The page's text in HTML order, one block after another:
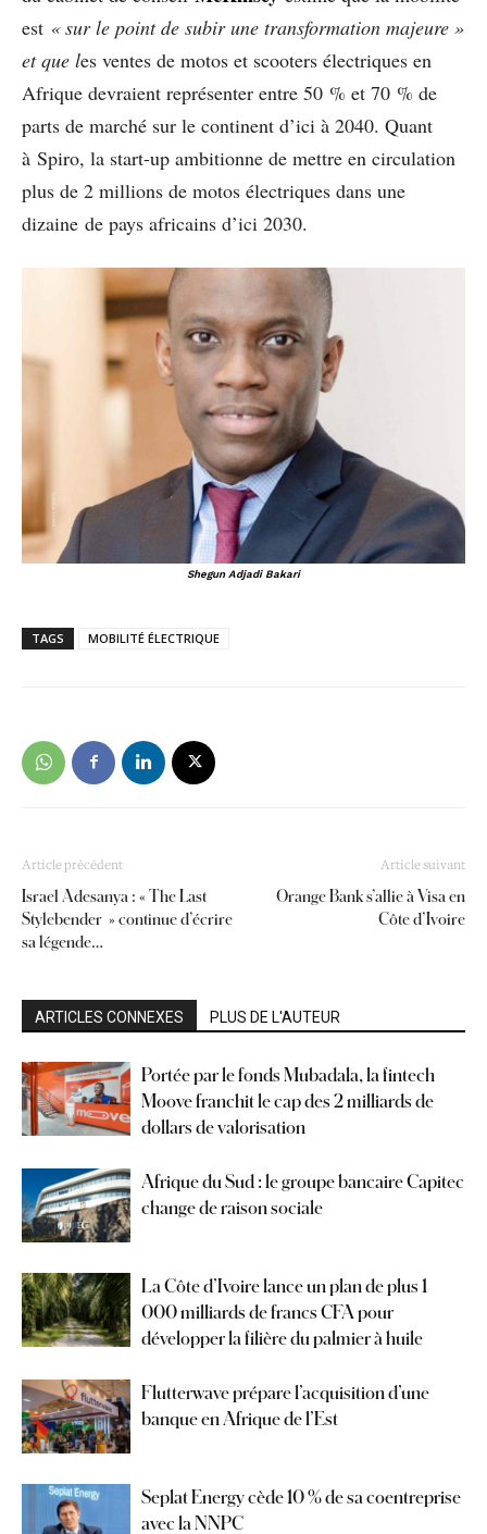
est « sur le point de subir une transformation majeure »
et que les ventes de motos et scooters électriques en
Afrique devraient représenter entre 50 % et 70 % de
parts de marché sur le continent d’ici à 2040. Quant
à Spiro, la start-up ambitionne de mettre en circulation
plus de 2 millions de motos électriques dans une
dizaine de pays africains d’ici 2030.
Shegun Adjadi Bakari
TAGS MOBILITÉ ÉLECTRIQUE
Article précédent
Israel Adesanya : « The Last
Stylebender » continue d’écrire
sa légende…
Article suivant
Orange Bank s’allie à Visa en
Côte d’Ivoire
ARTICLES CONNEXES PLUS DE L'AUTEUR
Portée par le fonds Mubadala, la fintech
Moove franchit le cap des 2 milliards de
dollars de valorisation
Afrique du Sud : le groupe bancaire Capitec
change de raison sociale
La Côte d’Ivoire lance un plan de plus 1
000 milliards de francs CFA pour
développer la filière du palmier à huile
Flutterwave prépare l’acquisition d’une
banque en Afrique de l’Est
Seplat Energy cède 10 % de sa coentreprise
avec la NNPC